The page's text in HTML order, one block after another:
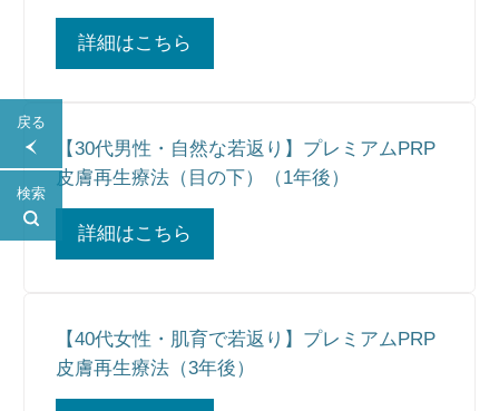
戻る
検索
詳細はこちら
【30代男性・自然な若返り】プレミアムPRP
皮膚再生療法（目の下）（1年後）
詳細はこちら
【40代女性・肌育で若返り】プレミアムPRP
皮膚再生療法（3年後）